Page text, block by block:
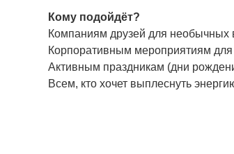
Кому подойдёт?
Компаниям друзей для необычных
Корпоративным мероприятиям для
Активным праздникам (дни
Всем, кто хочет выплеснуть